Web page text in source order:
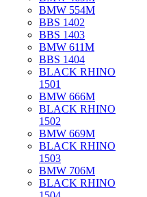
BMW 554M
BBS 1402
BBS 1403
BMW 611M
BBS 1404
BLACK RHINO
1501
BMW 666M
BLACK RHINO
1502
BMW 669M
BLACK RHINO
1503
BMW 706M
BLACK RHINO